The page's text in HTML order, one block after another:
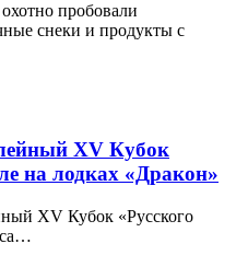
пробовали
снеки и продукты с
XV Кубок
на лодках «Дракон»
XV Кубок «Русского